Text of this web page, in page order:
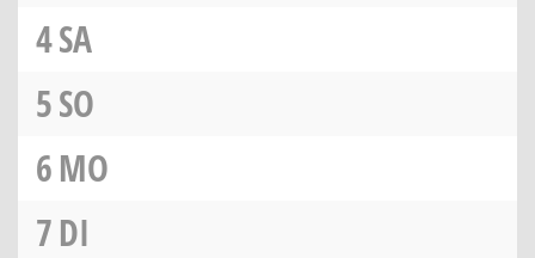
4SA
5SO
6MO
7DI